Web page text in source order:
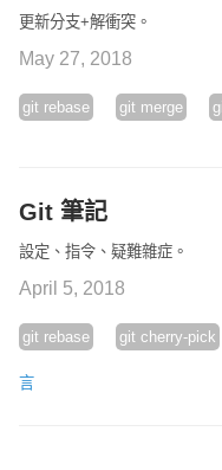
更新分支+解衝突。
May 27, 2018
git rebase git merge
Git 筆記
設定、指令、疑難雜症。
April 5, 2018
git rebase git cherry-pick
言